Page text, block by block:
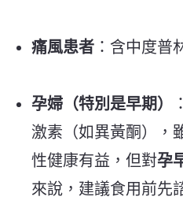
痛風患者 ：含中度普
孕婦（特別是早期）
激素（如異黃酮），
性健康有益，但對孕
來說，建議食用前先